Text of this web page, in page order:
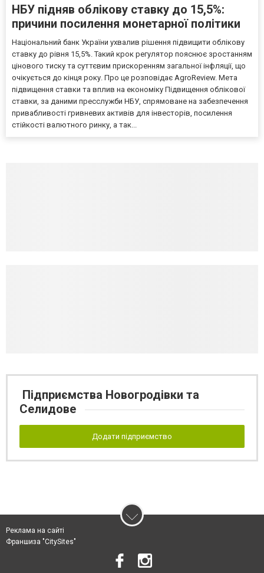
НБУ підняв облікову ставку до 15,5%:
причини посилення монетарної політики
Національний банк України ухвалив рішення підвищити облікову
ставку до рівня 15,5%. Такий крок регулятор пояснює зростанням
цінового тиску та суттєвим прискоренням загальної інфляції, що
очікується до кінця року. Про це розповідає AgroReview. Мета
підвищення ставки та вплив на економіку Підвищення облікової
ставки, за даними пресслужби НБУ, спрямоване на забезпечення
привабливості гривневих активів для інвесторів, посилення
стійкості валютного ринку, а так...
Підприємства Новогродівки та
Селидове
Додати підприємство
Реклама на сайті
Франшиза "CitySites"